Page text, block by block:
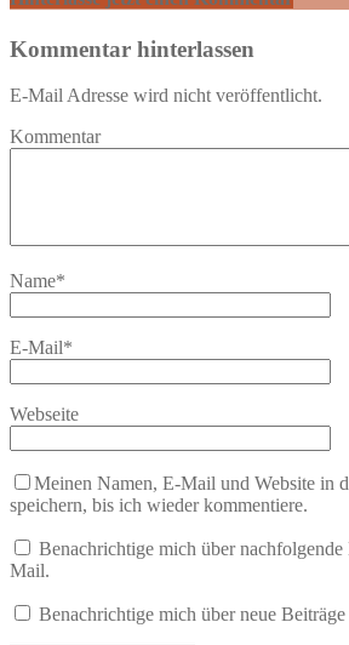
Kommentar hinterlassen
E-Mail Adresse wird nicht veröffentlicht.
Kommentar
Name*
E-Mail*
Webseite
Meinen Namen, E-Mail und Website in
speichern, bis ich wieder kommentiere.
Benachrichtige mich über
Mail.
Benachrichtige mich über neue